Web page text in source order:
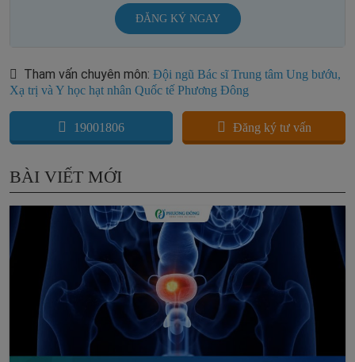
ĐĂNG KÝ NGAY
Tham vấn chuyên môn: Đội ngũ Bác sĩ Trung tâm Ung bướu,
Xạ trị và Y học hạt nhân Quốc tế Phương Đông
19001806 Đăng ký tư vấn
BÀI VIẾT MỚI